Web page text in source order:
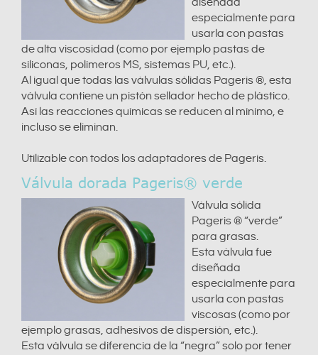
diseñada
especialmente para
usarla con pastas
de alta viscosidad (como por ejemplo pastas de
siliconas, polímeros MS, sistemas PU, etc.).
Al igual que todas las válvulas sólidas Pageris ®, esta
válvula contiene un pistón sellador hecho de plástico.
Así las reacciones químicas se reducen al mínimo, e
incluso se eliminan.
Utilizable con todos los adaptadores de Pageris.
Válvula dorada Pageris® verde
Válvula sólida
Pageris ® “verde”
para grasas.
Esta válvula fue
diseñada
especialmente para
usarla con pastas
viscosas (como por
ejemplo grasas, adhesivos de dispersión, etc.).
Esta válvula se diferencia de la “negra” solo por tener